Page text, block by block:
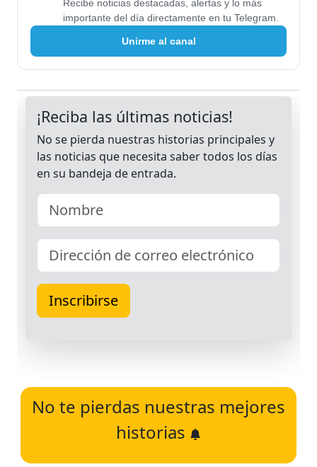
Recibe noticias destacadas, alertas y lo más
importante del día directamente en tu Telegram.
Unirme al canal
No te pierdas nuestras mejores
historias